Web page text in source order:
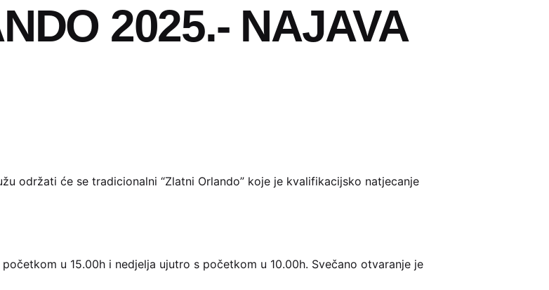
2025.- NAJAVA
održati će se tradicionalni “Zlatni Orlando” koje je kvalifikacijsko natjecanje
u 15.00h i nedjelja ujutro s početkom u 10.00h. Svečano otvaranje je